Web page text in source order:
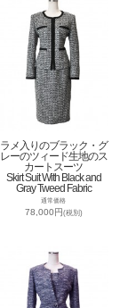
ラメ入りのブラック・グ
レーのツィード生地のス
カートスーツ
Skirt Suit With Black and
Gray Tweed Fabric
通常価格
78,000円(税別)